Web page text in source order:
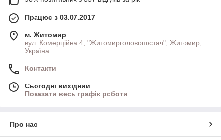
Працює з 03.07.2017
м. Житомир
вул. Комерційна 4, "Житомирголовопостач", Житомир,
Україна
Контакти
Сьогодні вихідний
Показати весь графік роботи
Про нас